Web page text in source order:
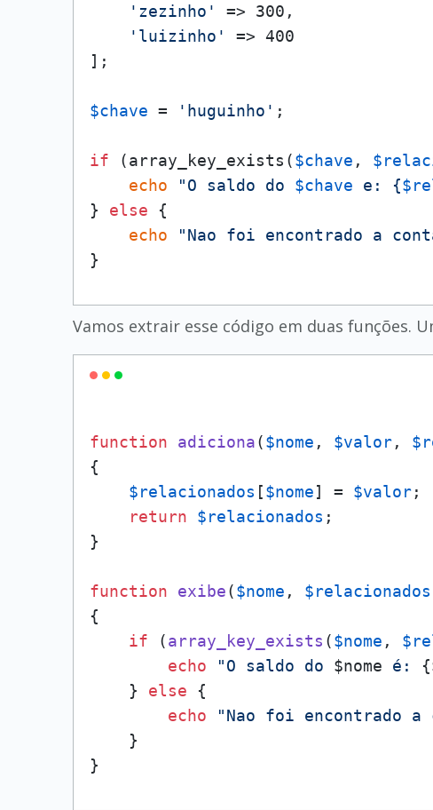
'zezinho'
=> 300,
'luizinho'
=> 400
];
$chave = 'huguinho' ;
if (array_key_exists($chave ,
echo
"O saldo do $chave e: {
} else {
echo
"Nao foi encontrado a
}
Vamos extrair esse código em duas funções.
function adiciona($nome , $valor,
{
$relacionados [$nome] = $valor;
return
$relacionados ;
}
function exibe($nome , $relacionados
{
if (array_key_exists ($nome ,
echo
"O saldo do $nome é:
    }
else {
echo
"Nao foi encontrado a
    }
}